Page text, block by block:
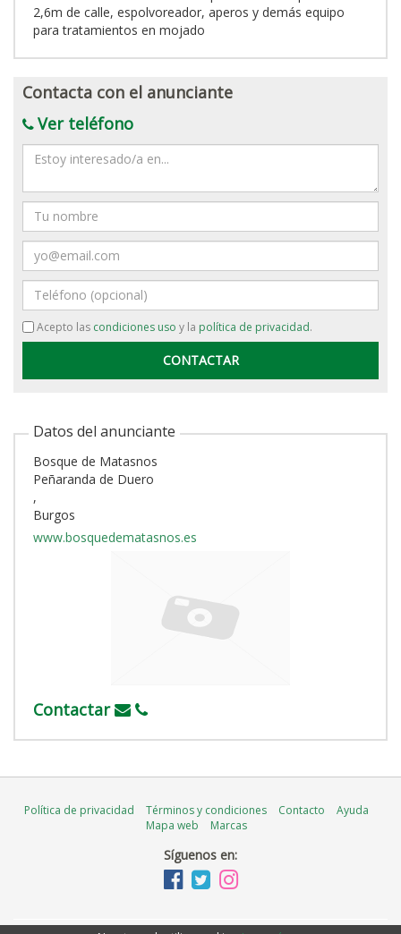
2,6m de calle, espolvoreador, aperos y demás equipo
para tratamientos en mojado
Contacta con el anunciante
Ver teléfono
Mensaje
Nombre
Email
Teléfono
Acepto las condiciones uso y la política de privacidad.
Datos del anunciante
Bosque de Matasnos
Peñaranda de Duero
,
Burgos
www.bosquedematasnos.es
Contactar
Política de privacidad Términos y condiciones Contacto
Ayuda
Mapa web
Marcas
Síguenos en: